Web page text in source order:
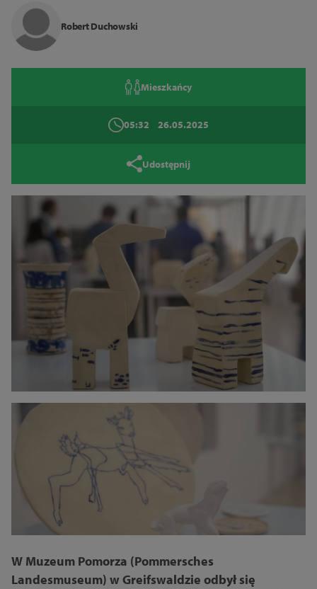
Robert Duchowski
Mieszkańcy
05:32 26.05.2025
Udostępnij
W Muzeum Pomorza (Pommersches
Landesmuseum) w Greifswaldzie odbył się